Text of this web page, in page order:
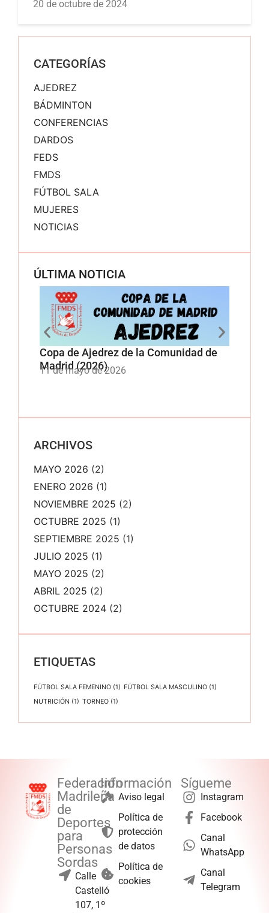
20 de octubre de 2024
CATEGORÍAS
AJEDREZ
BÁDMINTON
CONFERENCIAS
DARDOS
FEDS
FMDS
FÚTBOL SALA
MUJERES
NOTICIAS
ÚLTIMA NOTICIA
Copa de Ajedrez de la Comunidad de
Madrid (2026)
11 de mayo de 2026
ARCHIVOS
MAYO 2026 (2)
ENERO 2026 (1)
NOVIEMBRE 2025 (2)
OCTUBRE 2025 (1)
SEPTIEMBRE 2025 (1)
JULIO 2025 (1)
MAYO 2025 (2)
ABRIL 2025 (2)
OCTUBRE 2024 (2)
ETIQUETAS
FÚTBOL SALA FEMENINO (1) FÚTBOL SALA MASCULINO (1)
NUTRICIÓN (1) TORNEO (1)
Federación
Madrileña
de
Deportes
para
Personas
Sordas
Calle
Castelló
107, 1º
Información
Aviso legal
Política de
protección
de datos
Política de
cookies
Sígueme
Instagram
Facebook
Canal
WhatsApp
Canal
Telegram